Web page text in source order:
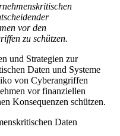
vor den
zu schützen.
und Strategien zur
Daten und Systeme
von Cyberangriffen
vor finanziellen
Konsequenzen schützen.